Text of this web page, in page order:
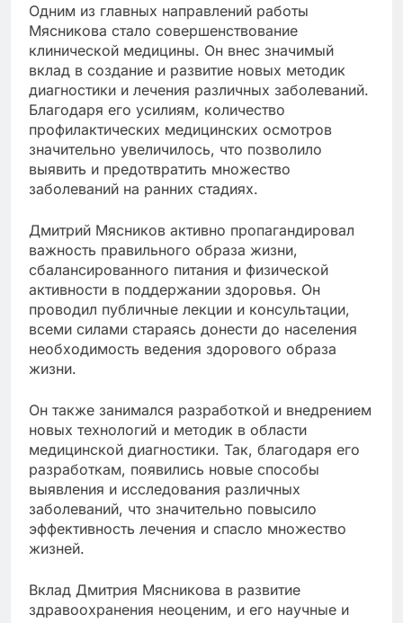
Одним из главных направлений работы
Мясникова стало совершенствование
клинической медицины. Он внес значимый
вклад в создание и развитие новых методик
диагностики и лечения различных заболеваний.
Благодаря его усилиям, количество
профилактических медицинских осмотров
значительно увеличилось, что позволило
выявить и предотвратить множество
заболеваний на ранних стадиях.
Дмитрий Мясников активно пропагандировал
важность правильного образа жизни,
сбалансированного питания и физической
активности в поддержании здоровья. Он
проводил публичные лекции и консультации,
всеми силами стараясь донести до населения
необходимость ведения здорового образа
жизни.
Он также занимался разработкой и внедрением
новых технологий и методик в области
медицинской диагностики. Так, благодаря его
разработкам, появились новые способы
выявления и исследования различных
заболеваний, что значительно повысило
эффективность лечения и спасло множество
жизней.
Вклад Дмитрия Мясникова в развитие
здравоохранения неоценим, и его научные и